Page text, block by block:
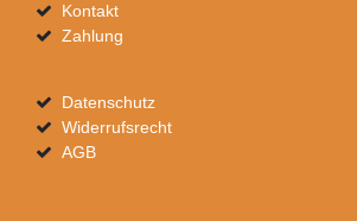
Kontakt
Zahlung
Datenschutz
Widerrufsrecht
AGB